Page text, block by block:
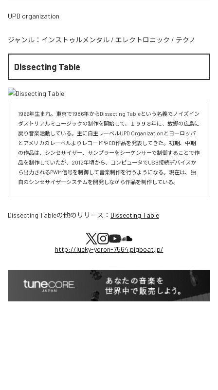
UPD organization
ジャンル： インストゥルメンタル / エレクトロニック / テクノ
Dissecting Table
1966年生まれ。東京で1986年からDissecting Tableという名義でノイズイン
ダストリアルミュージックの制作を開始して、１９９８年に、故郷の広島に
戻り音楽活動している。主に自主レーベルUPD Organizationとヨーロッパ
とアメリカのレーベルよりレコードやCD作品を発表してきた。初期、中期
の作品は、シンセサイザー、サンプラーをシーケンサーで制御することで作
品を制作していたが、2012年頃から、コンピュータでUSB接続デバイスか
ら出力されるPWM信号を制御して音楽制作を行うようになる。現在は、独
自のシンセサイザーシステムを開発しながら作品を制作している。
Dissecting Tableの他のリリース： Dissecting Table
http://lucky-yoron-7564.pigboat.jp/